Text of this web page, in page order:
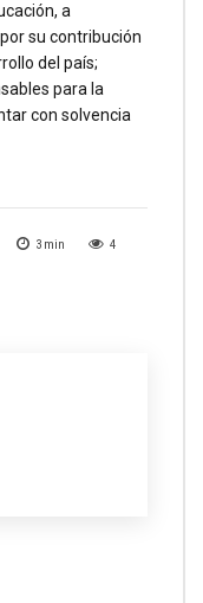
3 min 4
a
su contribución
del país;
para la
con solvencia